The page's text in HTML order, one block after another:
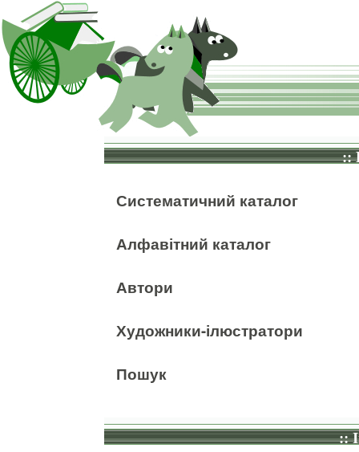
::
Систематичний каталог
Алфавітний каталог
Автори
Художники-ілюстратори
Пошук
::